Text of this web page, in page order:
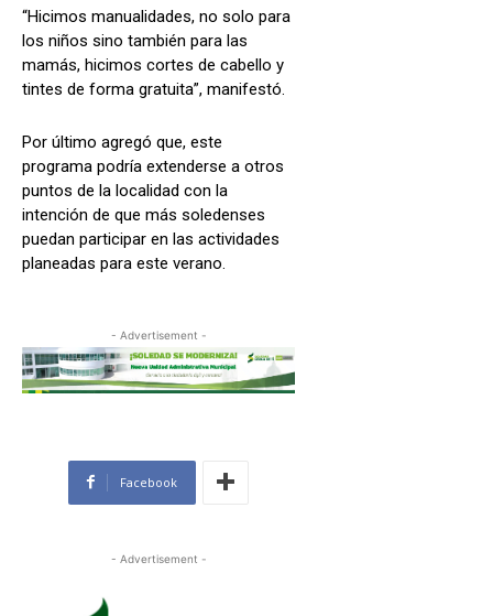
“Hicimos manualidades, no solo para
los niños sino también para las
mamás, hicimos cortes de cabello y
tintes de forma gratuita”, manifestó.
Por último agregó que, este
programa podría extenderse a otros
puntos de la localidad con la
intención de que más soledenses
puedan participar en las actividades
planeadas para este verano.
- Advertisement -
Facebook
- Advertisement -